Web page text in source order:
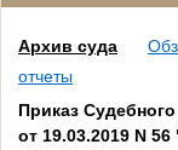
Архив суда
отчеты
Приказ
от 19.03.2019 N